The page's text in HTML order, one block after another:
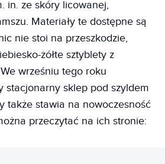
in. ze skóry licowanej,
Materiały te dostępne są
nie stoi na przeszkodzie,
żółte sztyblety z
wrześniu tego roku
stacjonarny sklep pod szyldem
także stawia na nowoczesność
przeczytać na ich stronie: